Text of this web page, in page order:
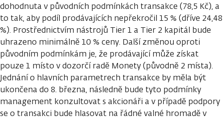
dohodnuta v původních podmínkách transakce (78,5 Kč), a
to tak, aby podíl prodávajících nepřekročil 15 % (dříve 24,48
%). Prostřednictvím nástrojů Tier 1 a Tier 2 kapitál bude
uhrazeno minimálně 10 % ceny. Další změnou oproti
původním podmínkám je, že prodávající může získat
pouze 1 místo v dozorčí radě Monety (původně 2 místa).
Jednání o hlavních parametrech transakce by měla být
ukončena do 8. března, následně bude tyto podmínky
management konzultovat s akcionáři a v případě podpory
se o transakci bude hlasovat na řádné valné hromadě v